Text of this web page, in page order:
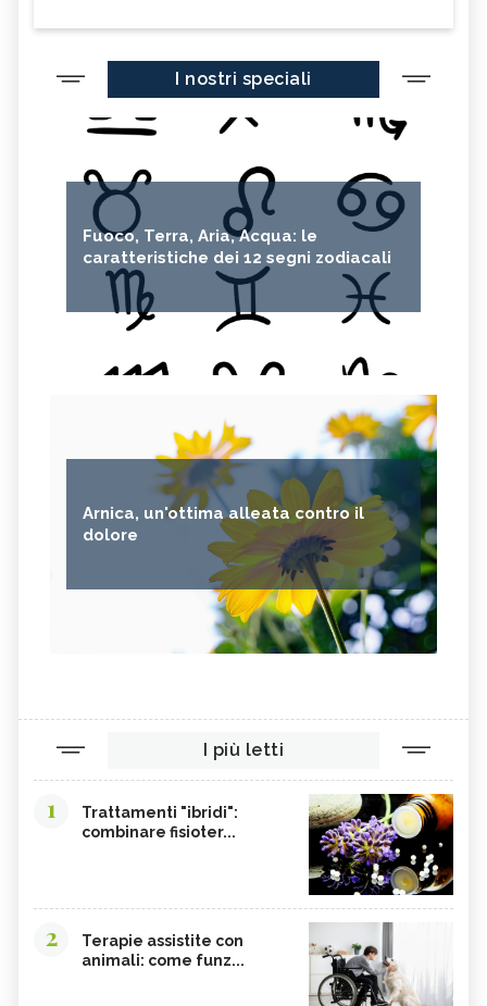
I nostri speciali
Fuoco, Terra, Aria, Acqua: le
caratteristiche dei 12 segni zodiacali
Arnica, un'ottima alleata contro il
dolore
I più letti
1
Trattamenti "ibridi":
combinare fisioter...
2
Terapie assistite con
animali: come funz...